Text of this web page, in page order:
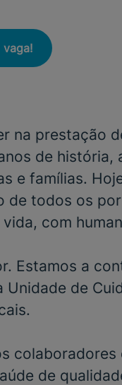
vaga!
na prestação
de história,
e famílias.
de todos os
com
Estamos a
Unidade de
colaboradores
de